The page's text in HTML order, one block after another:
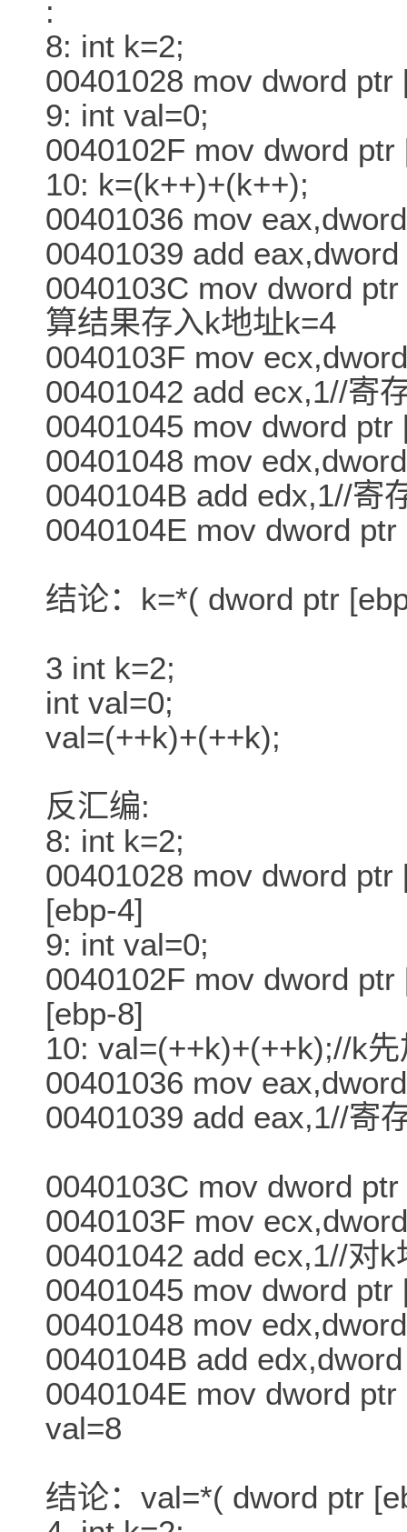
:
8: int k=2;
00401028 mov dword ptr
9: int val=0;
0040102F mov dword ptr
10: k=(k++)+(k++);
00401036 mov
00401039 add
0040103C mov dword
算结果存入k地址k=4
0040103F mov
00401042 add ecx,1//寄
00401045 mov dword
00401048 mov
0040104B add edx,1//寄
0040104E mov dword
结论：k=*( dword ptr
3 int k=2;
int val=0;
val=(++k)+(++k);
反汇编:
8: int k=2;
00401028 mov dword
[ebp-4]
9: int val=0;
0040102F mov dword
[ebp-8]
10: val=(++k)+(++k);//k先
00401036 mov
00401039 add eax,1//寄
0040103C mov dword
0040103F mov
00401042 add ecx,1//对
00401045 mov dword ptr
00401048 mov
0040104B add
0040104E mov dword
val=8
结论：val=*( dword ptr